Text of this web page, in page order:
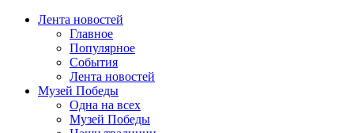
Лента новостей
Главное
Популярное
События
Лента новостей
Музей Победы
Одна на всех
Музей Победы